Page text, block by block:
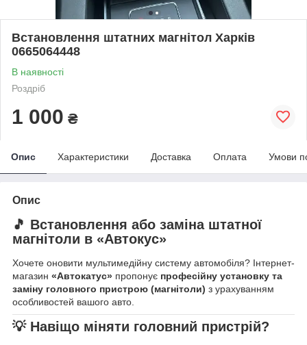
Встановлення штатних магнітол Харків
0665064448
В наявності
Роздріб
1 000 ₴
Опис Характеристики Доставка Оплата Умови
Опис
🎵 Встановлення або заміна штатної
магнітоли в «Автокус»
Хочете оновити мультимедійну систему автомобіля? Інтернет-
магазин «Автокатус» пропонує професійну установку та
заміну головного пристрою (магнітоли) з урахуванням
особливостей вашого авто.
💡 Навіщо міняти головний пристрій?